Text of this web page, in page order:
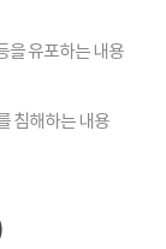
을 유포하는 내용
침해하는 내용